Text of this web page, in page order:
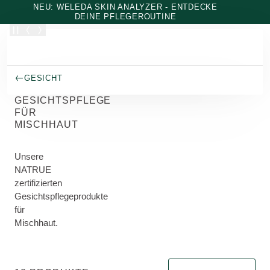
Zum Hauptinhalt wechseln
NEU: WELEDA SKIN ANALYZER - ENTDECKE
DEINE PFLEGEROUTINE
GESICHT
GESICHTSPFLEGE
FÜR
MISCHHAUT
Unsere
NATRUE
zertifizierten
Gesichtspflegeprodukte
für
Mischhaut.